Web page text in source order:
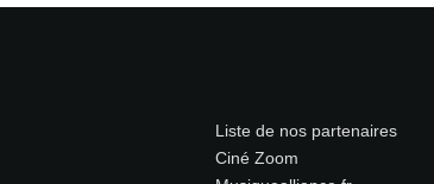
Liste de nos partenaires
Ciné Zoom